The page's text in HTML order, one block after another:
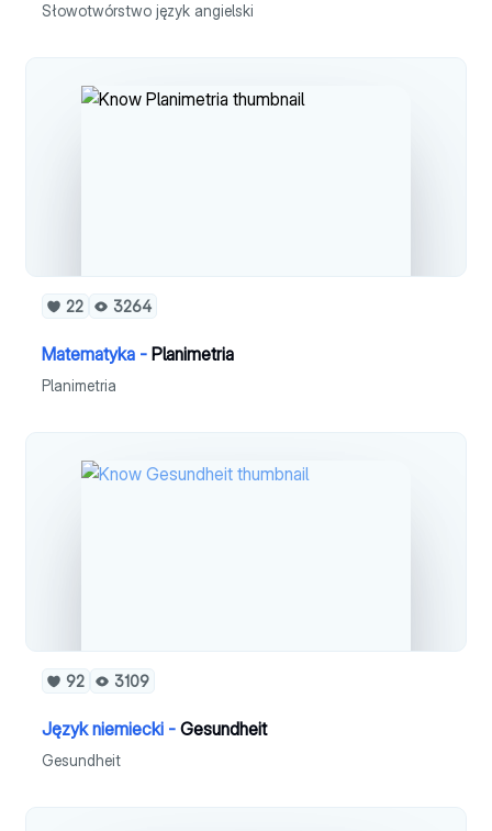
Słowotwórstwo język angielski
22 3264
Matematyka - Planimetria
Planimetria
92 3109
Język niemiecki - Gesundheit
Gesundheit